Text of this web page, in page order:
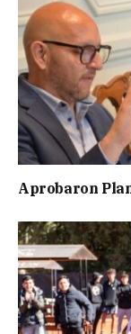
Aprobaron